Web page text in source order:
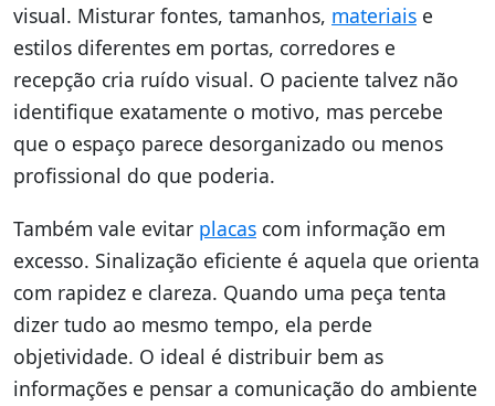
visual. Misturar fontes, tamanhos, materiais e
estilos diferentes em portas, corredores e
recepção cria ruído visual. O paciente talvez não
identifique exatamente o motivo, mas percebe
que o espaço parece desorganizado ou menos
profissional do que poderia.
Também vale evitar placas com informação em
excesso. Sinalização eficiente é aquela que orienta
com rapidez e clareza. Quando uma peça tenta
dizer tudo ao mesmo tempo, ela perde
objetividade. O ideal é distribuir bem as
informações e pensar a comunicação do ambiente